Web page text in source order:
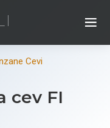
Cevi
cev FI